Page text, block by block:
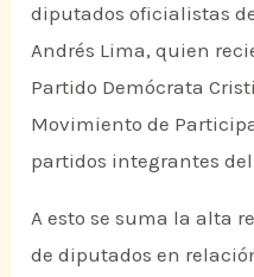
diputados oficialistas
Andrés Lima, quien
Partido Demócrata
Movimiento de
partidos integrantes del
A esto se suma la alta
de diputados en